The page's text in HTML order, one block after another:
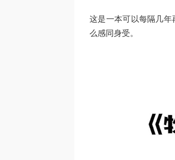
这是一本可以每隔几
么感同身受。